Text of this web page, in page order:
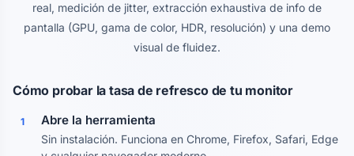
real, medición de jitter, extracción exhaustiva de info de
pantalla (GPU, gama de color, HDR, resolución) y una demo
visual de fluidez.
Cómo probar la tasa de refresco de tu monitor
1 Abre la herramienta
Sin instalación. Funciona en Chrome, Firefox, Safari, Edge